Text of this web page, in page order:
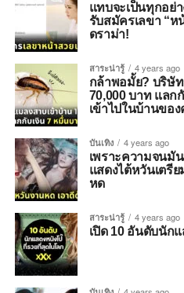
แทบจะเป็นทุกอย่
รับสมัครเลขา “
ดราม่า!
สาระน่ารู้ 4 years ago
กล้าพอมั้ย? บริษัท
70,000 บาท แลก
เข้าไปในบ้านขอ
บันเทิง 4 years ago
เพราะความจนมั
แสดงไต้หวันเตรี
หด
สาระน่ารู้ 4 years ago
เปิด 10 อันดับนัก